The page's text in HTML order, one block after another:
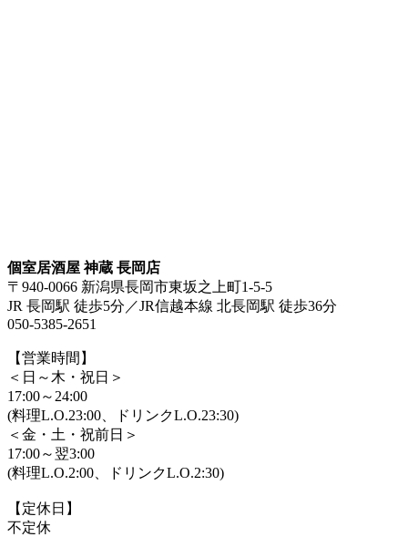
個室居酒屋 神蔵 長岡店
〒940-0066 新潟県長岡市東坂之上町1-5-5
JR 長岡駅 徒歩5分／JR信越本線 北長岡駅 徒歩36分
050-5385-2651
【営業時間】
＜日～木・祝日＞
17:00～24:00
(料理L.O.23:00、ドリンクL.O.23:30)
＜金・土・祝前日＞
17:00～翌3:00
(料理L.O.2:00、ドリンクL.O.2:30)
【定休日】
不定休